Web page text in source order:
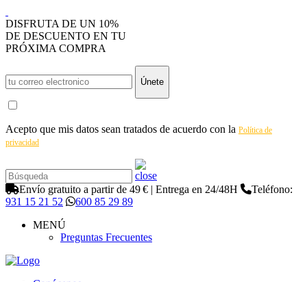
DISFRUTA DE UN 10%
DE DESCUENTO EN TU
PRÓXIMA COMPRA
Únete
Acepto que mis datos sean tratados de acuerdo con la Política de
privacidad
Envío gratuito a partir de 49 € | Entrega en 24/48H
Teléfono:
931 15 21 52
600 85 29 89
MENÚ
Preguntas Frecuentes